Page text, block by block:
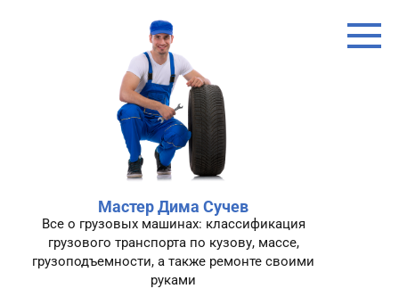
Мастер Дима Сучев
Все о грузовых машинах: классификация
грузового транспорта по кузову, массе,
грузоподъемности, а также ремонте своими
руками